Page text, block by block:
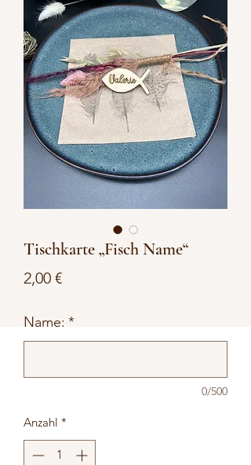
Tischkarte „Fisch Name“
2,00 €Preis
Name: *
0/500
Anzahl *